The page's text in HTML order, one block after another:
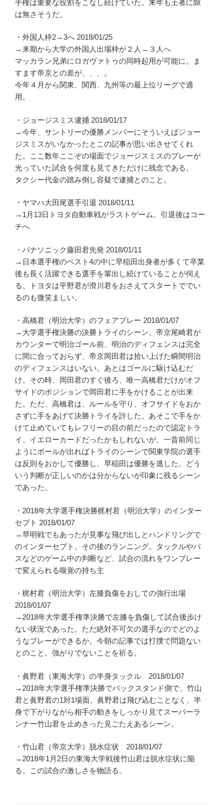
手権は重要な役割をこなし続けていた。来年も王者に隙
は無さそうだ。
・外国人枠2→3へ 2018/01/25
→来期から大学の外国人出場枠が２人→３人へ
マッカラン兄弟にロガヴァトゥの同時起用が可能に。ま
すます帝京との差が、、、。
今年４月から関東、関西、九州等の最上位リーグで適
用。
・ジョージスミス逮捕 2018/01/17
→今年、サントリーの優勝メンバーにそういえばジョー
ジスミスがいなかったとこの記事が思い出させてくれ
た。ここ数年ここぞの場面でジョージスミスのプレーが
光っていた試合を何度も見てきただけに残念である。
タクシー代金の踏み倒し容疑で逮捕とのこと。
・ヤマハ大田尾選手引退 2018/01/11
→1月13日トヨタ自動車戦がラストゲーム。引退後はコー
チへ
・パナソニック藤田君先発 2018/01/11
→日本選手権のベスト4の中に早稲田出身者が多くて卒業
後も長く活躍できる選手を輩出し続けていることが伺え
る。トヨタは平野君が滑川君をおさえてスタートででい
るのも微笑ましい。
・高橋君（明治大学）のフェアプレー 2018/01/07
→大学選手権決勝の決勝トライのシーン。帝京尾崎君が
カウンターで明治ゴール前、明治のディフェンスは完全
に間に合っておらず、帝京岡田君は拾い上げた瞬間明治
のディフェンスはいない。あとはゴールに駆け込むだ
け。その時、岡田君のすぐ後ろ、唯一高橋君だけがオフ
サイドのポジションで岡田君に手をかけることが出来
た。ただ、高橋君は、ルールを守り、オフサイドをおか
さずに手をあげて決勝トライを許した。あそこで手をか
けて止めていてもレフリーの目の前だったので認定トラ
イ、イエローカードだったかもしれないが、一昔前同じ
ようにボールが出ればトライのシーンで関東学院の選手
は反則をおかして優勝し、早稲田は優勝を逃した。どう
いう判断が正しいのかは分からないが印象に残るシーン
であった。
・2018年大学選手権決勝梶村君（明治大学）のインター
セプト 2018/01/07
→早明戦でもあったが見事な飛び出しとハンドリングで
のインターセプト。その後のランニング。タックルやパ
スなどのゲーム中の判断など、試合の流れをワンプレー
で変えられる嗅覚の持ち主
・梶村君（明治大学）左膝負傷をおしての強行出場
2018/01/07
→2018年大学選手権準決勝で左膝を負傷して試合後歩け
ない状況であった。ただ絶対不可欠の選手なのでどのよ
うなプレーができるか。今朝の記事では打撲で問題ない
とのこと。強がりでないことを祈る。
・眞野君（東海大学）の半身タックル 2018/01/07
→2018年大学選手権準決勝でバックスタンド側で、竹山
君と眞野君の1対1場面。眞野君は飛び込むことなく、半
身で下がりながら相手の動きをしっかり見てスーパーラ
ンナー竹山君を止めきった見ごたえあるシーン。
・竹山君（帝京大学）脱水症状 2018/01/07
→2018年1月2日の東海大学戦後竹山君は脱水症状に陥
る。この試合の激しさを物語る。